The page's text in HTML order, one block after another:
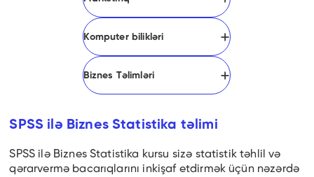
Komputer bilikləri
Biznes Təlimləri
SPSS ilə Biznes Statistika təlimi
SPSS ilə Biznes Statistika kursu sizə statistik təhlil və
qərarvermə bacarıqlarını inkişaf etdirmək üçün nəzərdə